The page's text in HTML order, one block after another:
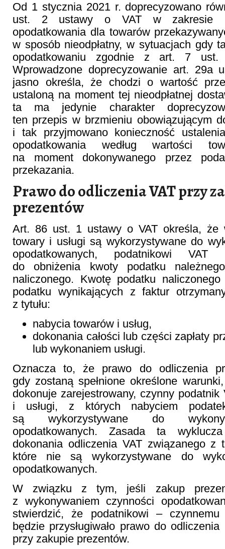
Od 1 stycznia 2021 r. doprecyzowano
ust. 2 ustawy o VAT w zakresie
opodatkowania dla towarów
w sposób nieodpłatny, w sytuacjach gdy
opodatkowaniu zgodnie z art. 7
Wprowadzone doprecyzowanie art. 29a
jasno określa, że chodzi o wartość
ustaloną na moment tej nieodpłatnej
ta ma jedynie charakter
ten przepis w brzmieniu obowiązującym
i tak przyjmowano konieczność
opodatkowania według wartości
na moment dokonywanego przez
przekazania.
Prawo do odliczenia VAT przy
prezentów
Art. 86 ust. 1 ustawy o VAT określa, że
towary i usługi są wykorzystywane do
opodatkowanych, podatnikowi VAT
do obniżenia kwoty podatku
naliczonego. Kwotę podatku
podatku wynikających z faktur
z tytułu:
nabycia towarów i usług,
dokonania całości lub części zapłaty
lub wykonaniem usługi.
Oznacza to, że prawo do odliczenia
gdy zostaną spełnione określone
dokonuje zarejestrowany, czynny
i usługi, z których nabyciem
są wykorzystywane do
opodatkowanych. Zasada ta
dokonania odliczenia VAT związanego z
które nie są wykorzystywane do
opodatkowanych.
W związku z tym, jeśli zakup
z wykonywaniem czynności
stwierdzić, że podatnikowi –
będzie przysługiwało prawo do
przy zakupie prezentów.